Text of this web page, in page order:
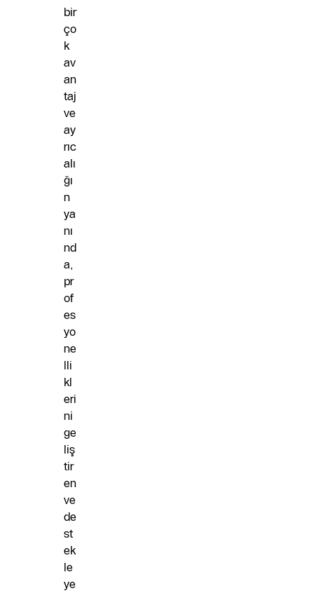
bir
ço
k
av
an
taj
ve
ay
rıc
alı
ğı
n
ya
nı
nd
a,
pr
of
es
yo
ne
lli
kl
eri
ni
ge
liş
tir
en
ve
de
st
ek
le
ye